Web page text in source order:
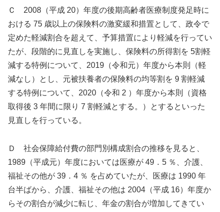
Ｃ 2008（平成 20）年度の後期高齢者医療制度発足時に
おける 75 歳以上の保険料の激変緩和措置として、政令で
定めた軽減割合を超えて、予算措置により軽減を行ってい
たが、段階的に見直しを実施し、保険料の所得割を 5割軽
減する特例について、2019（令和元）年度から本則（軽
減なし）とし、元被扶養者の保険料の均等割を 9 割軽減
する特例について、2020（令和 2 ）年度から本則（資格
取得後 3 年間に限り 7 割軽減とする。）とするといった
見直しを行っている。
Ｄ 社会保障給付費の部門別構成割合の推移を見ると、
1989（平成元）年度においては医療が 49．5 ％、介護、
福祉その他が 39．4 ％ を占めていたが、医療は 1990 年
台半ばから、介護、福祉その他は 2004（平成 16）年度か
らその割合が減少に転じ、年金の割合が増加してきてい